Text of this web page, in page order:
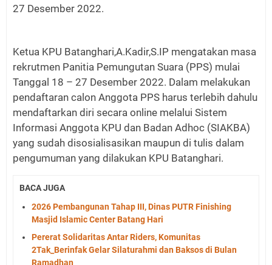
27 Desember 2022.
Ketua KPU Batanghari,A.Kadir,S.IP mengatakan masa
rekrutmen Panitia Pemungutan Suara (PPS) mulai
Tanggal 18 – 27 Desember 2022. Dalam melakukan
pendaftaran calon Anggota PPS harus terlebih dahulu
mendaftarkan diri secara online melalui Sistem
Informasi Anggota KPU dan Badan Adhoc (SIAKBA)
yang sudah disosialisasikan maupun di tulis dalam
pengumuman yang dilakukan KPU Batanghari.
BACA JUGA
2026 Pembangunan Tahap III, Dinas PUTR Finishing
Masjid Islamic Center Batang Hari
Pererat Solidaritas Antar Riders, Komunitas
2Tak_Berinfak Gelar Silaturahmi dan Baksos di Bulan
Ramadhan